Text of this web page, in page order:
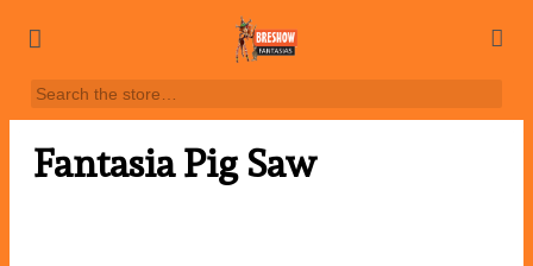
Fantasia Pig Saw